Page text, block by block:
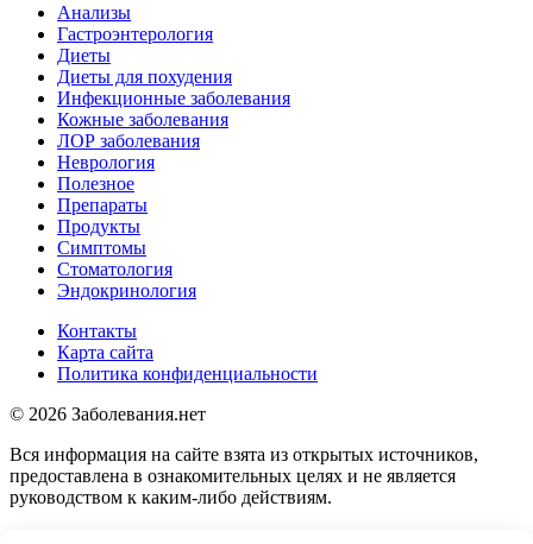
Анализы
Гастроэнтерология
Диеты
Диеты для похудения
Инфекционные заболевания
Кожные заболевания
ЛОР заболевания
Неврология
Полезное
Препараты
Продукты
Симптомы
Стоматология
Эндокринология
Контакты
Карта сайта
Политика конфиденциальности
© 2026 Заболевания.нет
Вся информация на сайте взята из открытых источников,
предоставлена в ознакомительных целях и не является
руководством к каким-либо действиям.